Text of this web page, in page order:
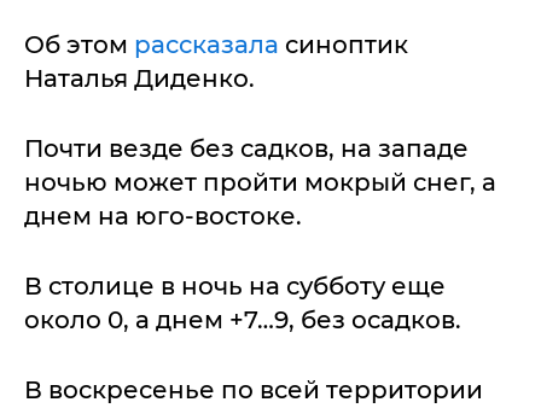
Об этом рассказала синоптик
Наталья Диденко.
Почти везде без садков, на западе
ночью может пройти мокрый снег, а
днем на юго-востоке.
В столице в ночь на субботу еще
около 0, а днем +7…9, без осадков.
В воскресенье по всей территории